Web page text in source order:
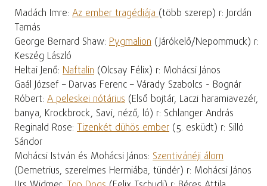
Madách Imre: Az ember tragédiája(több szerep) r: Jordán
Tamás
George Bernard Shaw: Pygmalion (Járókelő/Nepommuck) r:
Keszég László
Heltai Jenő: Naftalin (Olcsay Félix) r: Mohácsi János
Gaál József – Darvas Ferenc – Várady Szabolcs - Bognár
Róbert: A peleskei nótárius (Első bojtár, Laczi haramiavezér,
banya, Krockbrock, Savi, néző, ló) r: Schlanger András
Reginald Rose: Tizenkét dühös ember (5. esküdt) r: Silló
Sándor
Mohácsi István és Mohácsi János: Szentivánéji álom
(Demetrius, szerelmes Hermiába, tündér) r: Mohácsi János